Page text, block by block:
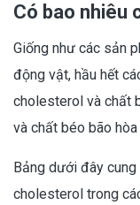
Có bao nhiêu
Giống như các sản
động vật, hầu hết
cholesterol và chất
và chất béo bão
Bảng dưới đây
cholesterol trong